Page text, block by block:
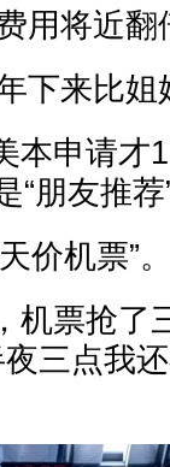
用将近翻
下来比姐
本申请才
“朋友推
价机票”
机票抢了
三点我